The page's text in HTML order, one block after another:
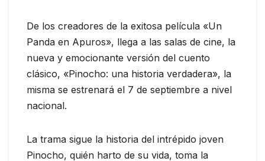
De los creadores de la exitosa película «Un
Panda en Apuros», llega a las salas de cine, la
nueva y emocionante versión del cuento
clásico, «Pinocho: una historia verdadera», la
misma se estrenará el 7 de septiembre a nivel
nacional.
La trama sigue la historia del intrépido joven
Pinocho, quién harto de su vida, toma la